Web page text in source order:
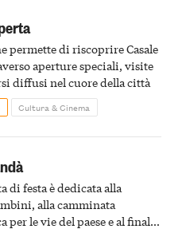
permette di riscoprire Casale
aperture speciali, visite
diffusi nel cuore della città
Cultura & Cinema
di festa è dedicata alla
alla camminata
per le vie del paese e al finale